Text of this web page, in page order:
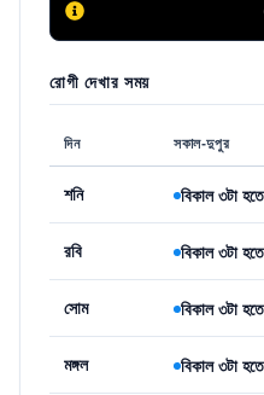
রোগী দেখার সময়
দিন সকাল-দুপুর
শনি বিকাল ৩টা
রবি বিকাল ৩টা
সোম বিকাল ৩টা
মঙ্গল বিকাল ৩টা